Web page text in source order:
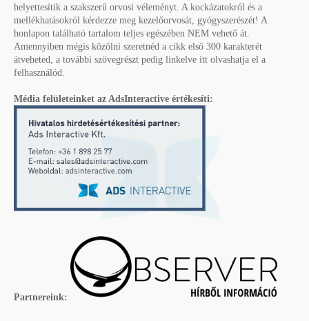
helyettesítik a szakszerű orvosi véleményt. A kockázatokról és a
mellékhatásokról kérdezze meg kezelőorvosát, gyógyszerészét! A
honlapon található tartalom teljes egészében NEM vehető át.
Amennyiben mégis közölni szeretnéd a cikk első 300 karakterét
átveheted, a további szövegrészt pedig linkelve itt olvashatja el a
felhasználód.
Média felületeinket az AdsInteractive értékesíti:
Partnereink: